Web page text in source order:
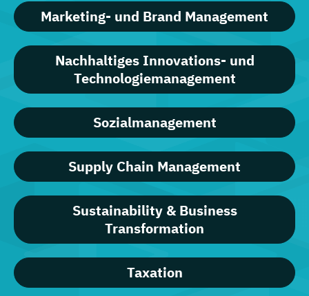
Marketing- und Brand Management
Nachhaltiges Innovations- und
Technologiemanagement
Sozialmanagement
Supply Chain Management
Sustainability & Business
Transformation
Taxation